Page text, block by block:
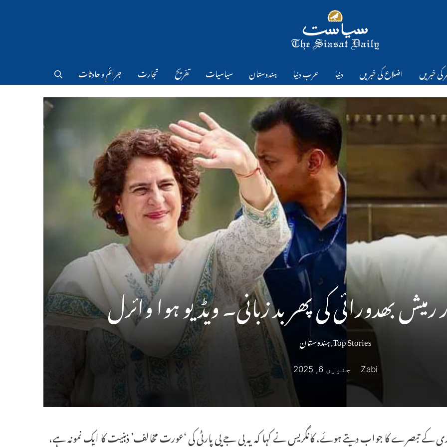
کی خبریں اضلاع کی خبریں دنیا عرب دنیا ہندوستان سیاسیات تفریح تجارت جرائم و حادثات
بھدورائی کی پھر بد زبانی۔ ویڈیو ہوا وائرل
Top Stories
,ہندوستان
Zabi جنوری 6, 2025
کے تبصرے کا جواب دیتے ہوئے، کانگریس نے کہا کہ یہ بی جے پی پارٹی کی ‘عورت مخالف’ ذہنیت کا ایک نمونہ ہے،